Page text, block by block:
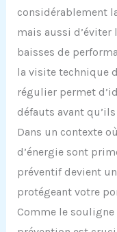
considérablement
mais aussi d’éviter
baisses de
la visite technique
régulier permet
défauts avant
Dans un contexte
d’énergie sont
préventif devient
protégeant votre
Comme le souligne